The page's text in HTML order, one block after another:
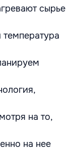
сырье
на то,
на нее